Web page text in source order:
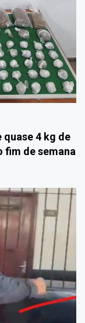
4 kg de
fim de semana